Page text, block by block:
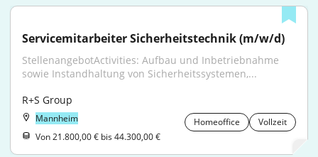
Servicemitarbeiter Sicherheitstechnik (m/w/d)
StellenangebotActivities: Aufbau und Inbetriebnahme
sowie Instandhaltung von Sicherheitssystemen,...
R+S Group
Mannheim Homeoffice
Vollzeit
Von 21.800,00 € bis 44.300,00 €